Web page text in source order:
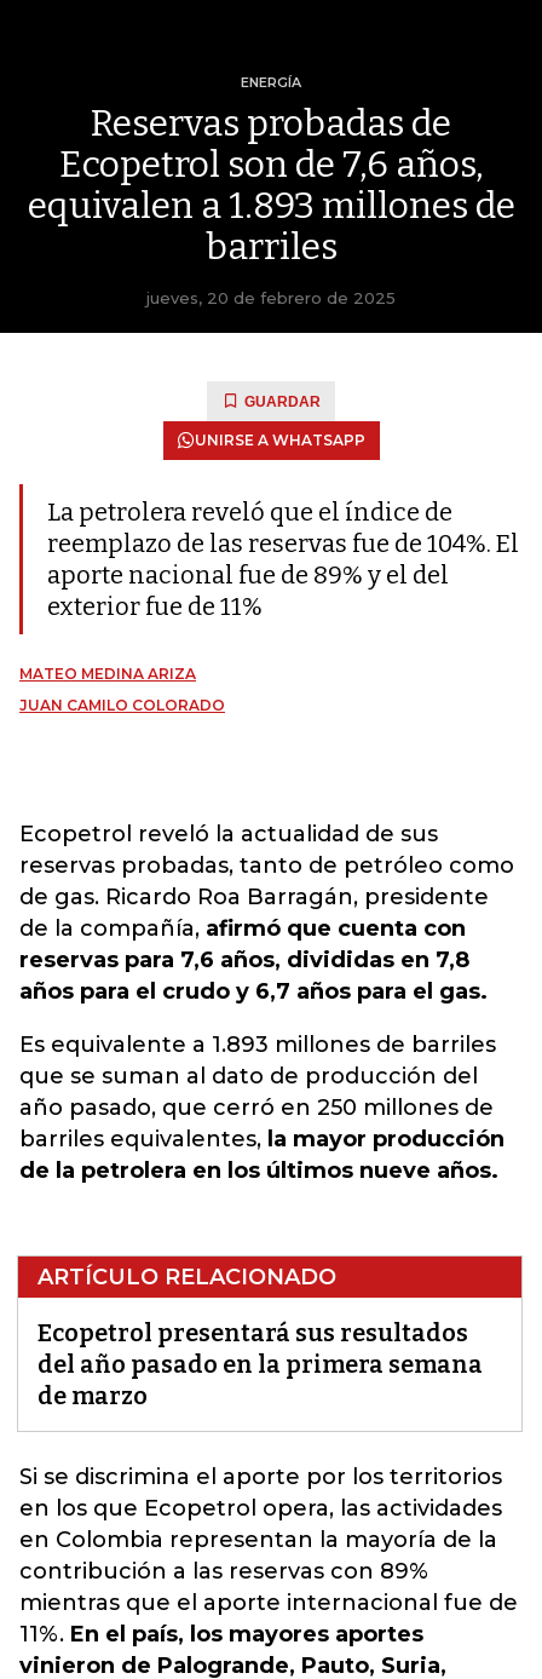
ENERGÍA
Reservas probadas de
Ecopetrol son de 7,6 años,
equivalen a 1.893 millones de
barriles
jueves, 20 de febrero de 2025
GUARDAR
UNIRSE A WHATSAPP
La petrolera reveló que el índice de
reemplazo de las reservas fue de 104%. El
aporte nacional fue de 89% y el del
exterior fue de 11%
MATEO MEDINA ARIZA
JUAN CAMILO COLORADO
Ecopetrol reveló la actualidad de sus
reservas probadas, tanto de petróleo como
de gas. Ricardo Roa Barragán, presidente
de la compañía, afirmó que cuenta con
reservas para 7,6 años, divididas en 7,8
años para el crudo y 6,7 años para el gas.
Es equivalente a 1.893 millones de barriles
que se suman al dato de producción del
año pasado, que cerró en 250 millones de
barriles equivalentes, la mayor producción
de la petrolera en los últimos nueve años.
ARTÍCULO RELACIONADO
Ecopetrol presentará sus resultados
del año pasado en la primera semana
de marzo
Si se discrimina el aporte por los territorios
en los que Ecopetrol opera, las actividades
en Colombia representan la mayoría de la
contribución a las reservas con 89%
mientras que el aporte internacional fue de
11%. En el país, los mayores aportes
vinieron de Palogrande, Pauto, Suria,